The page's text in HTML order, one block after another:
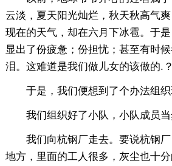
云淡，夏天阳光灿烂，秋天秋高气
现在的天气，却在六月下冰雹。于
显出了份疲惫；份担忧；甚至有时
泪。这难道是我们做儿女的该做的.？
于是，我们便想到了个办法组织
我们组织好了小队，小队成员当
我们向杭钢厂走去。要说杭钢厂
地方，里面的工人很多，灰尘也十